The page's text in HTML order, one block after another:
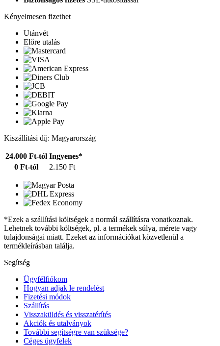
Kényelmesen fizethet
Utánvét
Előre utalás
Kiszállítási díj: Magyarország
24.000 Ft-tól Ingyenes*
0 Ft-tól
2.150 Ft
*Ezek a szállítási költségek a normál szállításra vonatkoznak.
Lehetnek további költségek, pl. a termékek súlya, mérete vagy
tulajdonságai miatt. Ezeket az információkat közvetlenül a
termékleírásban találja.
Segítség
Ügyfélfiókom
Hogyan adjak le rendelést
Fizetési módok
Szállítás
Visszaküldés és visszatérítés
Akciók és utalványok
További segítségre van szüksége?
Céges ügyfelek